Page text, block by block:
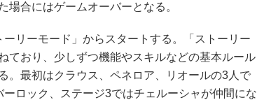
場合にはゲームオーバーとなる。
リーモード」からスタートする。「ストーリー
ており、少しずつ機能やスキルなどの基本ルール
。最初はクラウス、ペネロア、リオールの3人で
ロック、ステージ3ではチェルーシャが仲間にな